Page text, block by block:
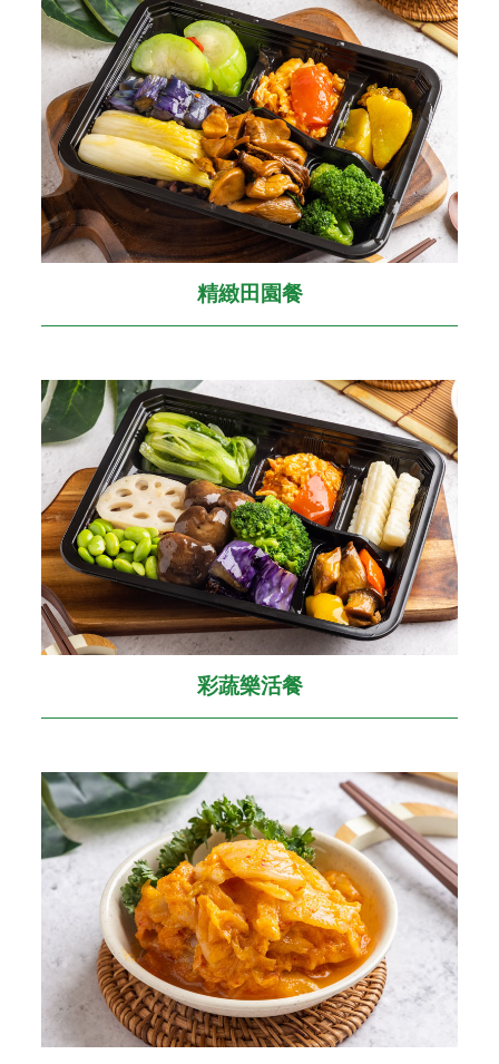
精緻田園餐
彩蔬樂活餐